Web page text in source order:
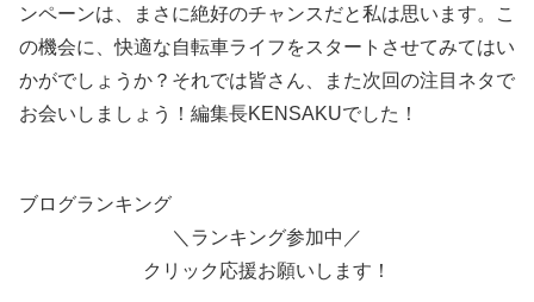
ンペーンは、まさに絶好のチャンスだと私は思います。こ
の機会に、快適な自転車ライフをスタートさせてみてはい
かがでしょうか？それでは皆さん、また次回の注目ネタで
お会いしましょう！編集長KENSAKUでした！
ブログランキング
＼ランキング参加中／
クリック応援お願いします！